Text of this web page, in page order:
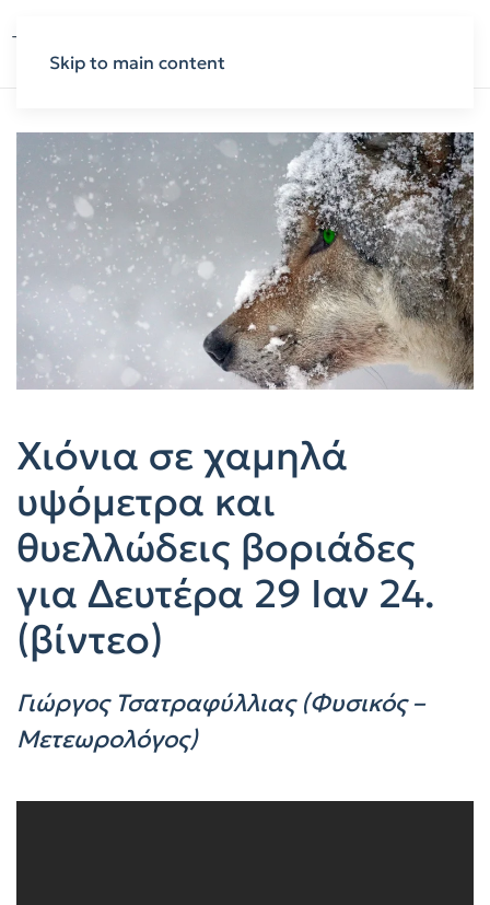
Skip to main content
Χιόνια σε χαμηλά
υψόμετρα και
θυελλώδεις βοριάδες
για Δευτέρα 29 Ιαν 24.
(βίντεο)
Γιώργος Τσατραφύλλιας (Φυσικός –
Μετεωρολόγος)